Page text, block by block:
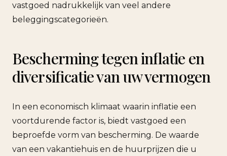
vastgoed nadrukkelijk van veel andere
beleggingscategorieën.
Bescherming tegen inflatie en
diversificatie van uw vermogen
In een economisch klimaat waarin inflatie een
voortdurende factor is, biedt vastgoed een
beproefde vorm van bescherming. De waarde
van een vakantiehuis en de huurprijzen die u